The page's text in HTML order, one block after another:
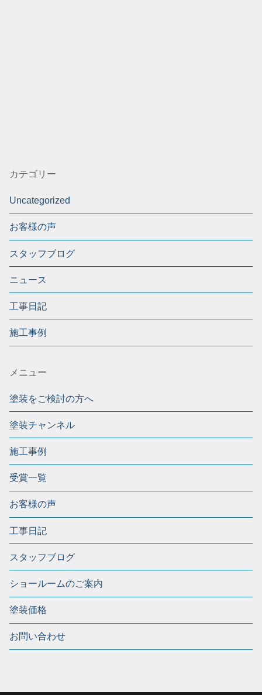
カテゴリー
Uncategorized
お客様の声
スタッフブログ
ニュース
工事日記
施工事例
メニュー
塗装をご検討の方へ
塗装チャンネル
施工事例
受賞一覧
お客様の声
工事日記
スタッフブログ
ショールームのご案内
塗装価格
お問い合わせ